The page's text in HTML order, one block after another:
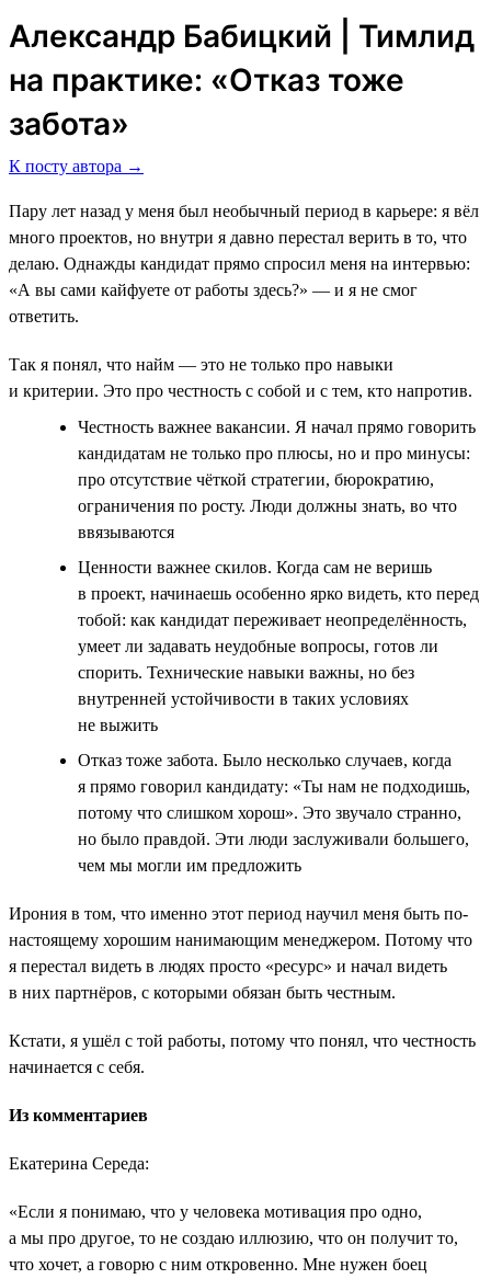
Александр Бабицкий | Тимлид
на практике: «Отказ тоже
забота»
К посту автора →
Пару лет назад у меня был необычный период в карьере: я вёл
много проектов, но внутри я давно перестал верить в то, что
делаю. Однажды кандидат прямо спросил меня на интервью:
«А вы сами кайфуете от работы здесь?» — и я не смог
ответить.
Так я понял, что найм — это не только про навыки
и критерии. Это про честность с собой и с тем, кто напротив.
Честность важнее вакансии. Я начал прямо говорить
кандидатам не только про плюсы, но и про минусы:
про отсутствие чёткой стратегии, бюрократию,
ограничения по росту. Люди должны знать, во что
ввязываются
Ценности важнее скилов. Когда сам не веришь
в проект, начинаешь особенно ярко видеть, кто перед
тобой: как кандидат переживает неопределённость,
умеет ли задавать неудобные вопросы, готов ли
спорить. Технические навыки важны, но без
внутренней устойчивости в таких условиях
не выжить
Отказ тоже забота. Было несколько случаев, когда
я прямо говорил кандидату: «Ты нам не подходишь,
потому что слишком хорош». Это звучало странно,
но было правдой. Эти люди заслуживали большего,
чем мы могли им предложить
Ирония в том, что именно этот период научил меня быть по-
настоящему хорошим нанимающим менеджером. Потому что
я перестал видеть в людях просто «ресурс» и начал видеть
в них партнёров, с которыми обязан быть честным.
Кстати, я ушёл с той работы, потому что понял, что честность
начинается с себя.
Из комментариев
Екатерина Середа:
«Если я понимаю, что у человека мотивация про одно,
а мы про другое, то не создаю иллюзию, что он получит то,
что хочет, а говорю с ним откровенно. Мне нужен боец